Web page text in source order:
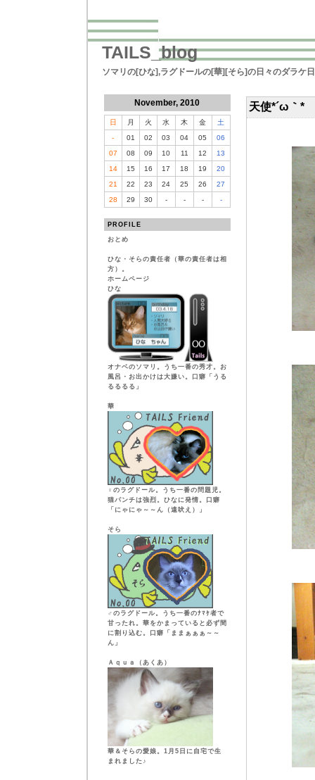
TAILS_blog
ソマリの[ひな],ラグドールの[華][そら]の日々のダラケ
November, 2010
日 月 火 水 木 金
土
-
01 02 03 04 05
06
07
08 09 10 11 12
13
14
15 16 17 18 19
20
21
22 23 24 25 26
27
28
29 30 - - - -
PROFILE
おとめ
ひな・そらの責任者（華の責任者は相
方）。
ホームページ
ひな
オナベのソマリ。うち一番の秀才。お
風呂・お出かけは大嫌い。口癖「うる
るるるる」
華
♀のラグドール。うち一番の問題児。
猫パンチは強烈。ひなに発情。口癖
「にゃにゃ～～ん（遠吠え）」
そら
♂のラグドール。うち一番のﾅﾏｹ者で
甘ったれ。華をかまっていると必ず間
に割り込む。口癖「ままぁぁぁ～～
ん」
Ａｑｕａ（あくあ）
華＆そらの愛娘。1月5日に自宅で生
まれました♪
天使*´ω｀*